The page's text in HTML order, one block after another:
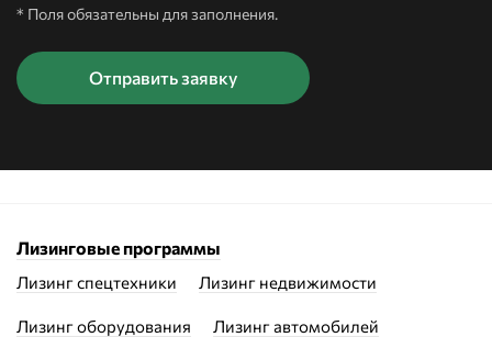
* Поля обязательны для заполнения.
Лизинговые программы
Лизинг спецтехники Лизинг недвижимости
Лизинг оборудования Лизинг автомобилей